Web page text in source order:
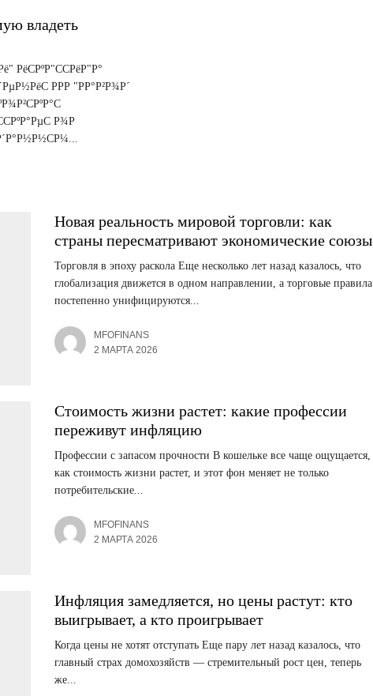
владеть
РёСРºР"ССРёР"Р°
РРР "РР°Р²Р¾Р´
Р¾Р
Новая реальность мировой торговли: как
страны пересматривают экономические союзы
Торговля в эпоху раскола Еще несколько лет назад казалось, что
глобализация движется в одном направлении, а торговые правила
постепенно унифицируются...
MFOFINANS
2 МАРТА 2026
Стоимость жизни растет: какие профессии
переживут инфляцию
Профессии с запасом прочности В кошельке все чаще ощущается,
как стоимость жизни растет, и этот фон меняет не только
потребительские...
MFOFINANS
2 МАРТА 2026
Инфляция замедляется, но цены растут: кто
выигрывает, а кто проигрывает
Когда цены не хотят отступать Еще пару лет назад казалось, что
главный страх домохозяйств — стремительный рост цен, теперь
же...